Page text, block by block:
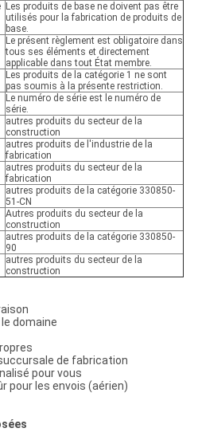
Les produits de base ne doivent pas être
utilisés pour la fabrication de produits de
base.
Le présent règlement est obligatoire dans
tous ses éléments et directement
applicable dans tout État membre.
Les produits de la catégorie 1 ne sont
pas soumis à la présente restriction.
Le numéro de série est le numéro de
série.
autres produits du secteur de la
construction
autres produits de l'industrie de la
fabrication
autres produits du secteur de la
fabrication
autres produits de la catégorie 330850-
51-CN
Autres produits du secteur de la
construction
autres produits de la catégorie 330850-
90
autres produits du secteur de la
construction
domaine
de fabrication
pour vous
pour les envois (aérien)